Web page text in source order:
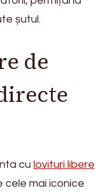
șutul.
de
cu lovituri libere
cele mai iconice